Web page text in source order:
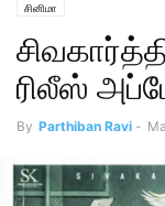
சினிமா
ரிலீஸ்
By Parthiban Ravi -